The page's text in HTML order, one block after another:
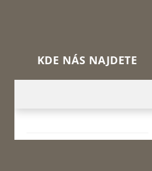
KDE NÁS NAJDETE